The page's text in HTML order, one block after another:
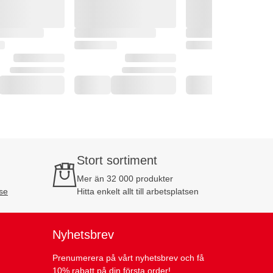
Stort sortiment
Mer än 32 000 produkter
Hitta enkelt allt till arbetsplatsen
Nyhetsbrev
Prenumerera på vårt nyhetsbrev och få
10% rabatt på din första order!